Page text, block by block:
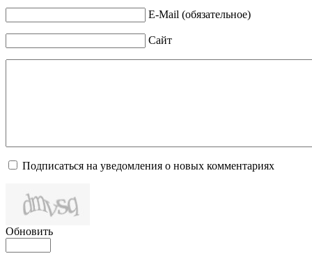
E-Mail (обязательное)
Сайт
Подписаться на уведомления о новых комментариях
Обновить